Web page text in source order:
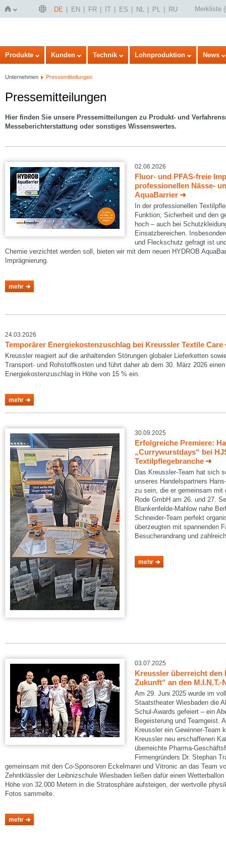
Startseite
DE EN FR IT ES NL PL RU Merkliste (
Produkte Kunden Technik Lohnproduktion News
Unternehmen Pressemitteilungen
Pressemitteilungen
Hier finden Sie unsere Pressemitteilungen zu Produkt- und
Messeberichterstattung oder sonstiges Wissenswertes.
02.06.2026
Fluor- und PFAS-freie
professionellen Nässe-
AquaBarrier
In der professionellen
Funktion, Sicherheit und den
hoch – auch bei
Einsatzbereichen.
und Fleckschutz gefragt ist
Chemie verzichtet werden soll, bieten wir mit dem neuen HYDROB
Imprägnierung.
mehr
24.03.2026
Temporärer Energiekostenzuschlag bei Kreussler Textile Care
Kreussler reagiert auf die anhaltenden Störungen globaler Lieferketten
Transport- und Rohstoffkosten und führt daher ab dem 30. März 2026
Energiekostenzuschlag in Höhe von 15 % ein.
mehr
30.09.2025
Erfolgreiche Premiere:
„Currywurstdays“ bei
Textilpflegebranche
Das Kreussler-Team hat sich
unseres Handelspartners
zu sein, die er gemeinsam mit
Rode GmbH am 26. und 27.
Blankenfelde-Mahlow nahe
Schneider-Team perfekt
überzeugten mit spannenden
Besucherandrang und
mehr
03.07.2025
Kreussler überreicht den
Zukunft“ an den M.I.N.T.-
Am 29. Juni 2025 wurde im
Staatstheater Wiesbaden die
Schul-Awards gefeiert – ein
Begeisterung und Teamgeist.
Kreussler ein Gewinner-Team
Kreussler neu erschaffenen
überreichte Pharma-
Firmengründers Dr. Stephan
gemeinsam mit den Co-Sponsoren Eckelmann und Vitronic an das Team
Zehntklässler der Leibnizschule Wiesbaden ließen dafür einen
Höhe von 32.000 Metern in die Stratosphäre aufsteigen, der wertvolle
Fotos sammelte.
mehr